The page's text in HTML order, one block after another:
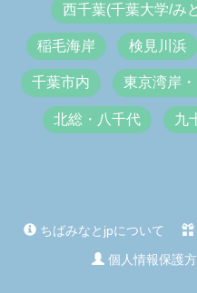
西千葉(千葉大学/み
稲毛海岸 検見川浜
千葉市内 東京湾岸
北総・八千代 九
ちばみなとjpについて
個人情報保護